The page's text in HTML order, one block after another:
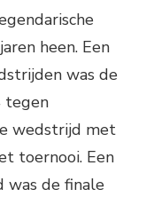
heen. Een
was de
tegen
wedstrijd met
toernooi. Een
was de finale